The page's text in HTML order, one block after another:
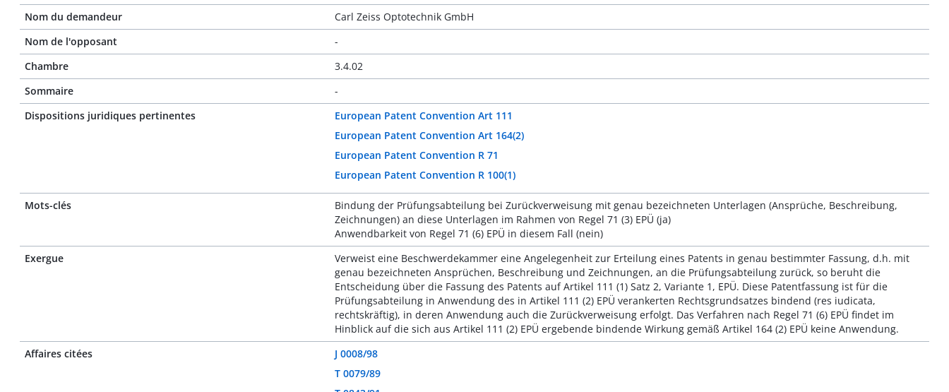
Nom du demandeur
Carl Zeiss Optotechnik GmbH
Nom de l'opposant
-
Chambre
3.4.02
Sommaire
-
Dispositions juridiques pertinentes
European Patent Convention Art 111
European Patent Convention Art 164(2)
European Patent Convention R 71
European Patent Convention R 100(1)
Mots-clés
Bindung der Prüfungsabteilung bei Zurückverweisung mit genau bezeichneten Unterlagen (Ansprüche, Beschreibung,
Zeichnungen) an diese Unterlagen im Rahmen von Regel 71 (3) EPÜ (ja)
Anwendbarkeit von Regel 71 (6) EPÜ in diesem Fall (nein)
Exergue
Verweist eine Beschwerdekammer eine Angelegenheit zur Erteilung eines Patents in genau bestimmter Fassung, d.h. mit
genau bezeichneten Ansprüchen, Beschreibung und Zeichnungen, an die Prüfungsabteilung zurück, so beruht die
Entscheidung über die Fassung des Patents auf Artikel 111 (1) Satz 2, Variante 1, EPÜ. Diese Patentfassung ist für die
Prüfungsabteilung in Anwendung des in Artikel 111 (2) EPÜ verankerten Rechtsgrundsatzes bindend (res iudicata,
rechtskräftig), in deren Anwendung auch die Zurückverweisung erfolgt. Das Verfahren nach Regel 71 (6) EPÜ findet im
Hinblick auf die sich aus Artikel 111 (2) EPÜ ergebende bindende Wirkung gemäß Artikel 164 (2) EPÜ keine Anwendung.
Affaires citées
J 0008/98
T 0079/89